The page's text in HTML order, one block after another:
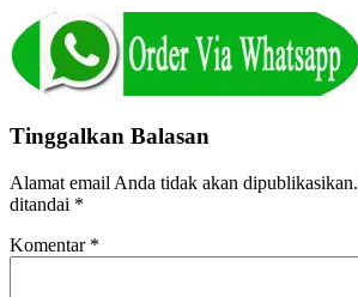
Tinggalkan Balasan
Alamat email Anda tidak akan dipublikasikan.
ditandai *
Komentar *